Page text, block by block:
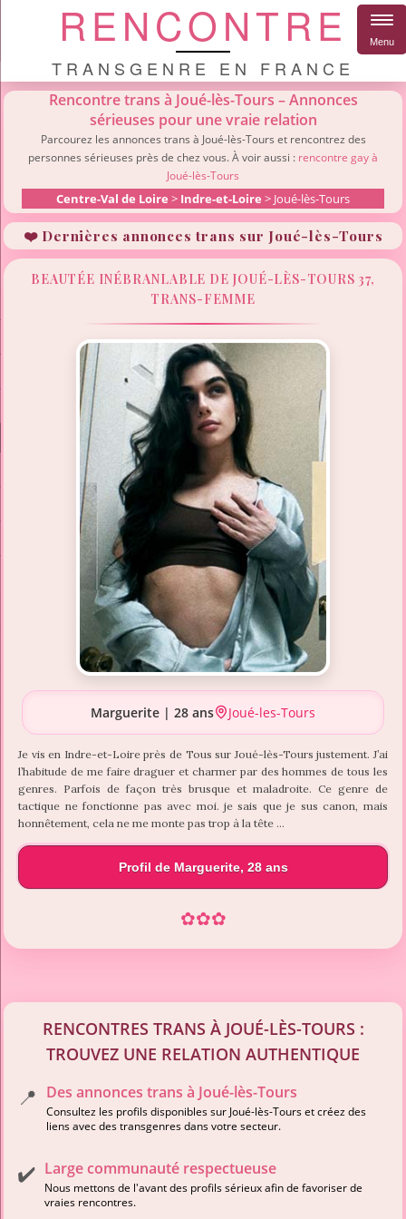
RENCONTRE
TRANSGENRE EN FRANCE
Rencontre trans à Joué-lès-Tours – Annonces
sérieuses pour une vraie relation
Parcourez les annonces trans à Joué-lès-Tours et rencontrez des
personnes sérieuses près de chez vous. À voir aussi : rencontre gay à
Joué-lès-Tours
Centre-Val de Loire > Indre-et-Loire > Joué-lès-Tours
❤️ Dernières annonces trans sur Joué-lès-Tours
BEAUTÉE INÉBRANLABLE DE JOUÉ-LÈS-TOURS 37,
TRANS-FEMME
Marguerite | 28 ans Joué-les-Tours
Je vis en Indre-et-Loire près de Tous sur Joué-lès-Tours justement. J’ai
l’habitude de me faire draguer et charmer par des hommes de tous les
genres. Parfois de façon très brusque et maladroite. Ce genre de
tactique ne fonctionne pas avec moi. je sais que je sus canon, mais
honnêtement, cela ne me monte pas trop à la tête …
Profil de Marguerite, 28 ans
✿✿✿
RENCONTRES TRANS À JOUÉ-LÈS-TOURS :
TROUVEZ UNE RELATION AUTHENTIQUE
📍 Des annonces trans à Joué-lès-Tours
Consultez les profils disponibles sur Joué-lès-Tours et créez des
liens avec des transgenres dans votre secteur.
✔️ Large communauté respectueuse
Nous mettons de l'avant des profils sérieux afin de favoriser de
vraies rencontres.
Menu